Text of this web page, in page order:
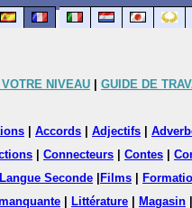
NIVEAU GUIDE DE
Accords Adjectifs
Connecteurs Contes
Seconde Films
Littérature Magasin